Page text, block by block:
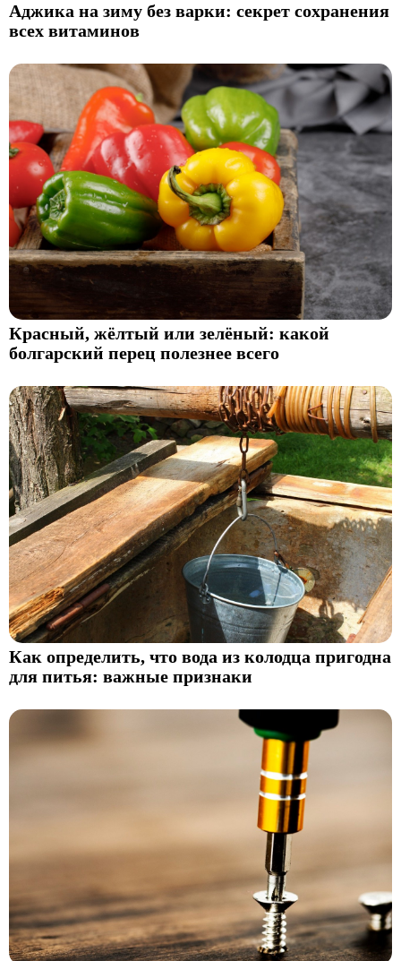
Аджика на зиму без варки: секрет сохранения
всех витаминов
Красный, жёлтый или зелёный: какой
болгарский перец полезнее всего
Как определить, что вода из колодца пригодна
для питья: важные признаки